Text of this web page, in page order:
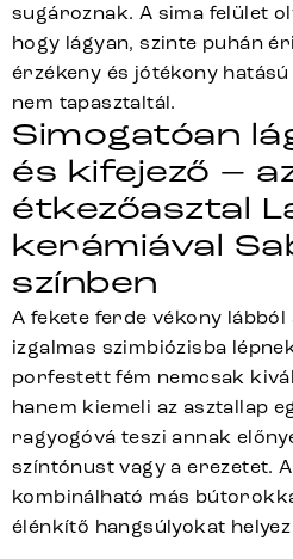
sugároznak. A sima felület
hogy lágyan, szinte puhán
érzékeny és jótékony
nem tapasztaltál.
Simogatóan
és kifejező –
étkezőasztal
kerámiával
színben
A fekete ferde vékony lábból
izgalmas szimbiózisba
porfestett fém nemcsak
hanem kiemeli az asztallap
ragyogóvá teszi annak
színtónust vagy a erezetet.
kombinálható más
élénkítő hangsúlyokat